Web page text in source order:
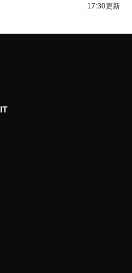
17:30更新
IT